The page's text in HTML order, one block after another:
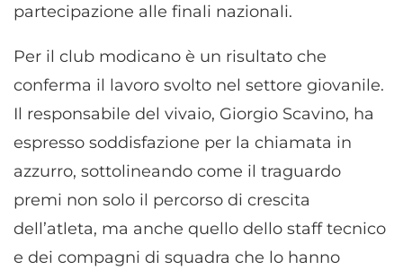
partecipazione alle finali nazionali.
Per il club modicano è un risultato che
conferma il lavoro svolto nel settore giovanile.
Il responsabile del vivaio, Giorgio Scavino, ha
espresso soddisfazione per la chiamata in
azzurro, sottolineando come il traguardo
premi non solo il percorso di crescita
dell’atleta, ma anche quello dello staff tecnico
e dei compagni di squadra che lo hanno